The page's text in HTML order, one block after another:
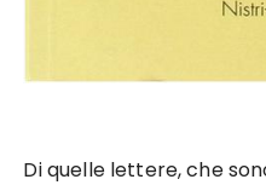
Di quelle lettere, che